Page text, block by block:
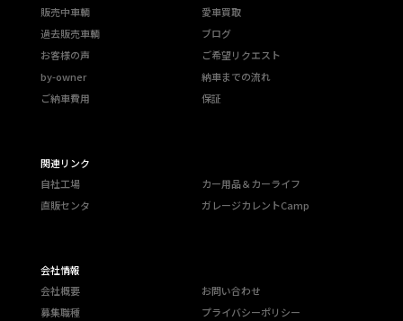
販売中車輌
愛車買取
過去販売車輌
ブログ
お客様の声
ご希望リクエスト
by-owner
納車までの流れ
ご納車費用
保証
関連リンク
自社工場
カー用品＆カーライフ
直販センタ
ガレージカレントCamp
会社情報
会社概要
お問い合わせ
募集職種
プライバシーポリシー